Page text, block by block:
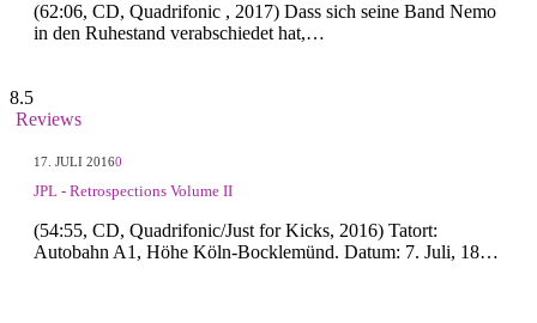
(62:06, CD, Quadrifonic , 2017) Dass sich seine Band Nemo
in den Ruhestand verabschiedet hat,…
8.5
Reviews
17. JULI 20160
JPL - Retrospections Volume II
(54:55, CD, Quadrifonic/Just for Kicks, 2016) Tatort:
Autobahn A1, Höhe Köln-Bocklemünd. Datum: 7. Juli, 18…